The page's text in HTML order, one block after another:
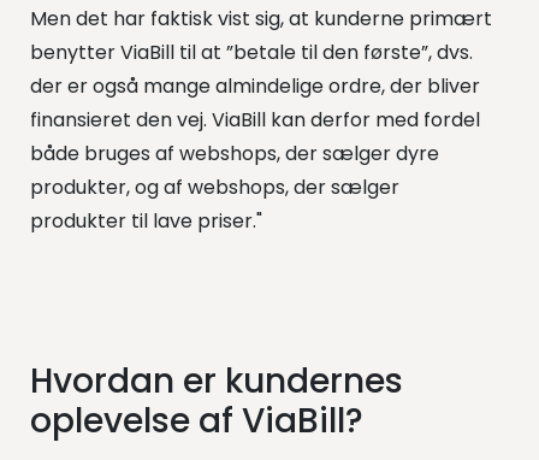
Men det har faktisk vist sig, at kunderne primært
benytter ViaBill til at ”betale til den første”, dvs.
der er også mange almindelige ordre, der bliver
finansieret den vej. ViaBill kan derfor med fordel
både bruges af webshops, der sælger dyre
produkter, og af webshops, der sælger
produkter til lave priser."
Hvordan er kundernes
oplevelse af ViaBill?